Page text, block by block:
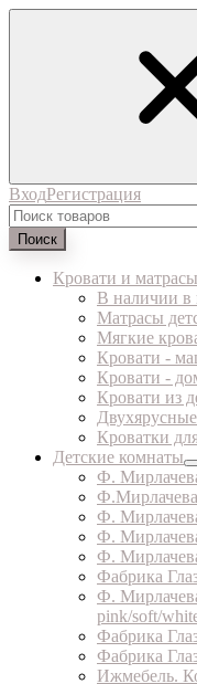
ВходРегистрация
Поиск
Кровати и матрасы
В наличии в
Матрасы
Мягкие
Кровати -
Кровати -
Кровати из
Кроватки
Детские комнаты
Ф.
Ф.
Ф.
Ф.
Фабрика
Ф.
pink/soft/
Фабрика
Фабрика
Ижмебель.